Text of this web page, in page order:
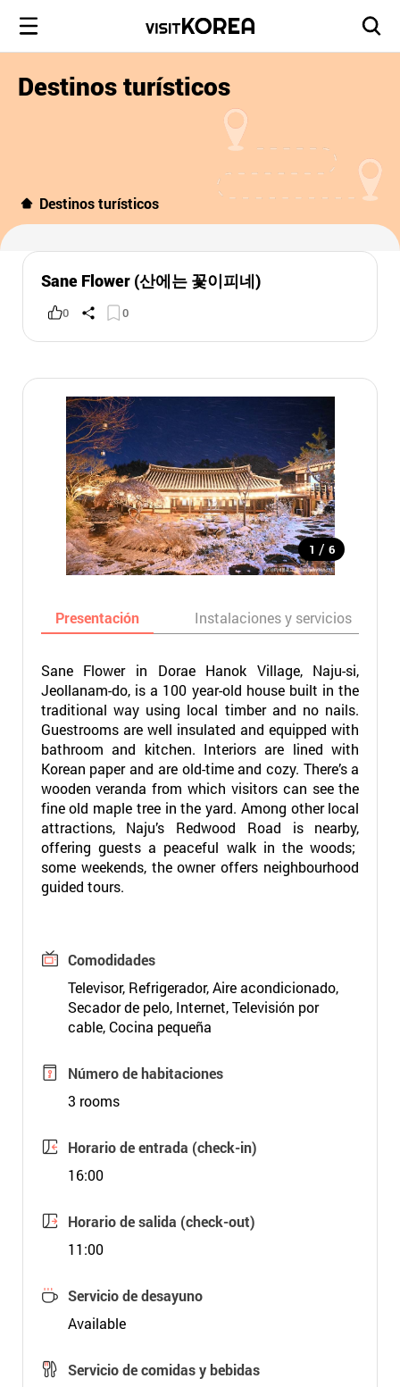
Destinos turísticos
Destinos turísticos
Sane Flower (산에는 꽃이피네)
0 0
1 / 6
Presentación Instalaciones y servicios
Sane Flower in Dorae Hanok Village, Naju-si,
Jeollanam-do, is a 100 year-old house built in the
traditional way using local timber and no nails.
Guestrooms are well insulated and equipped with
bathroom and kitchen. Interiors are lined with
Korean paper and are old-time and cozy. There’s a
wooden veranda from which visitors can see the
fine old maple tree in the yard. Among other local
attractions, Naju’s Redwood Road is nearby,
offering guests a peaceful walk in the woods;
some weekends, the owner offers neighbourhood
guided tours.
Comodidades
Televisor, Refrigerador, Aire acondicionado,
Secador de pelo, Internet, Televisión por
cable, Cocina pequeña
Número de habitaciones
3 rooms
Horario de entrada (check-in)
16:00
Horario de salida (check-out)
11:00
Servicio de desayuno
Available
Servicio de comidas y bebidas